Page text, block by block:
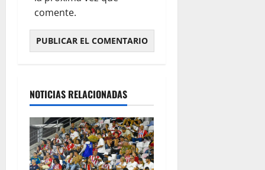
comente.
NOTICIAS RELACIONADAS